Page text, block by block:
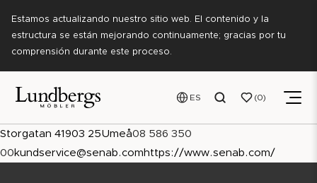
Estamos actualizando nuestro sitio web. El contenido y la
estructura se están mejorando continuamente; gracias por tu
comprensión durante este proceso.
ES 0
Storgatan 41 903 25Umeå08 586 350
00 kundservice@senab.com https://www.senab.com/